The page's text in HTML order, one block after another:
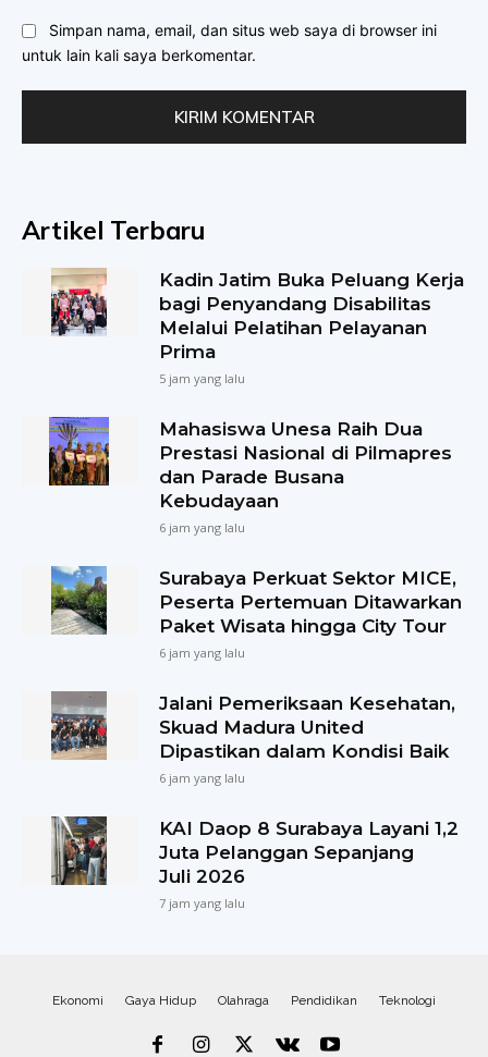
Simpan nama, email, dan situs web saya di browser ini
untuk lain kali saya berkomentar.
Artikel Terbaru
Kadin Jatim Buka Peluang Kerja
bagi Penyandang Disabilitas
Melalui Pelatihan Pelayanan
Prima
5 jam yang lalu
Mahasiswa Unesa Raih Dua
Prestasi Nasional di Pilmapres
dan Parade Busana
Kebudayaan
6 jam yang lalu
Surabaya Perkuat Sektor MICE,
Peserta Pertemuan Ditawarkan
Paket Wisata hingga City Tour
6 jam yang lalu
Jalani Pemeriksaan Kesehatan,
Skuad Madura United
Dipastikan dalam Kondisi Baik
6 jam yang lalu
KAI Daop 8 Surabaya Layani 1,2
Juta Pelanggan Sepanjang
Juli 2026
7 jam yang lalu
Ekonomi Gaya Hidup Olahraga Pendidikan Teknologi